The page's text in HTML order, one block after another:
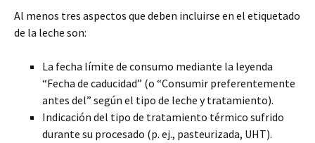
Al menos tres aspectos que deben incluirse en el etiquetado
de la leche son:
La fecha límite de consumo mediante la leyenda
“Fecha de caducidad” (o “Consumir preferentemente
antes del” según el tipo de leche y tratamiento).
Indicación del tipo de tratamiento térmico sufrido
durante su procesado (p. ej., pasteurizada, UHT).